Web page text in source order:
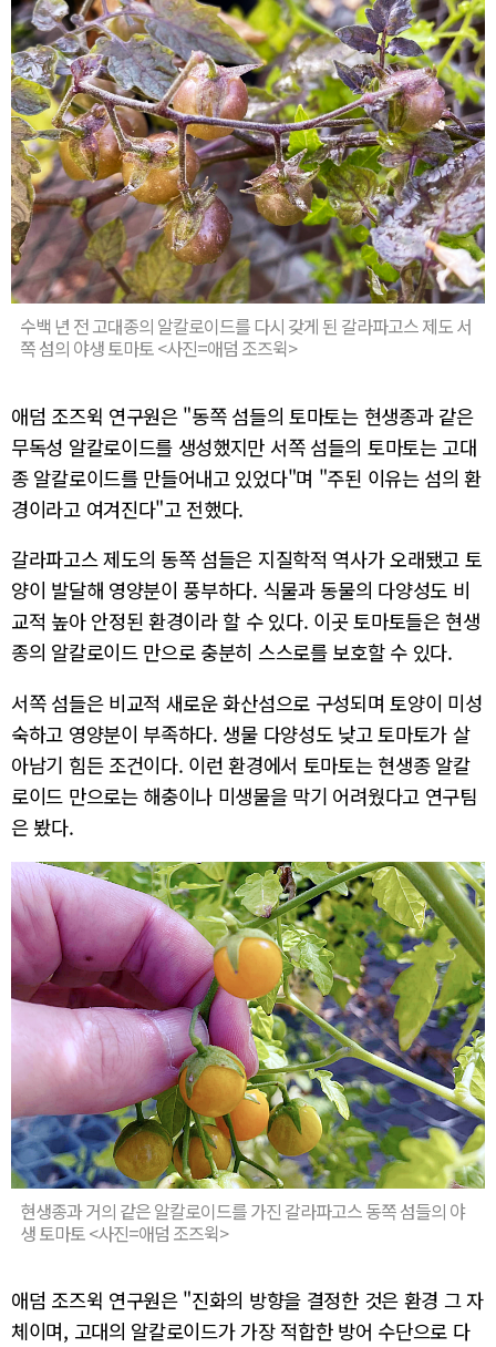
수백 년 전 고대종의 알칼로이드를 다시 갖게 된 갈라파고스 제도 서
쪽 섬의 야생 토마토 <사진=애덤 조즈윅>
애덤 조즈윅 연구원은 "동쪽 섬들의 토마토는 현생종과 같은
무독성 알칼로이드를 생성했지만 서쪽 섬들의 토마토는 고대
종 알칼로이드를 만들어내고 있었다"며 "주된 이유는 섬의 환
경이라고 여겨진다"고 전했다.
갈라파고스 제도의 동쪽 섬들은 지질학적 역사가 오래됐고 토
양이 발달해 영양분이 풍부하다. 식물과 동물의 다양성도 비
교적 높아 안정된 환경이라 할 수 있다. 이곳 토마토들은 현생
종의 알칼로이드 만으로 충분히 스스로를 보호할 수 있다.
서쪽 섬들은 비교적 새로운 화산섬으로 구성되며 토양이 미성
숙하고 영양분이 부족하다. 생물 다양성도 낮고 토마토가 살
아남기 힘든 조건이다. 이런 환경에서 토마토는 현생종 알칼
로이드 만으로는 해충이나 미생물을 막기 어려웠다고 연구팀
은 봤다.
현생종과 거의 같은 알칼로이드를 가진 갈라파고스 동쪽 섬들의 야
생 토마토 <사진=애덤 조즈윅>
애덤 조즈윅 연구원은 "진화의 방향을 결정한 것은 환경 그 자
체이며, 고대의 알칼로이드가 가장 적합한 방어 수단으로 다